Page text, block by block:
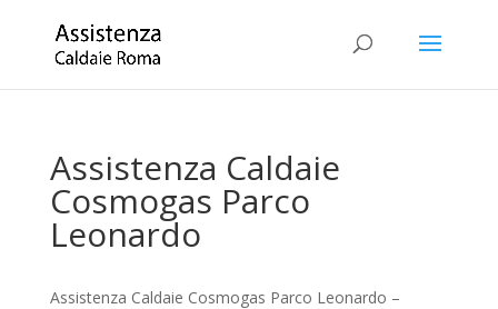
Assistenza Caldaie
Cosmogas Parco
Leonardo
Assistenza Caldaie Cosmogas Parco Leonardo –